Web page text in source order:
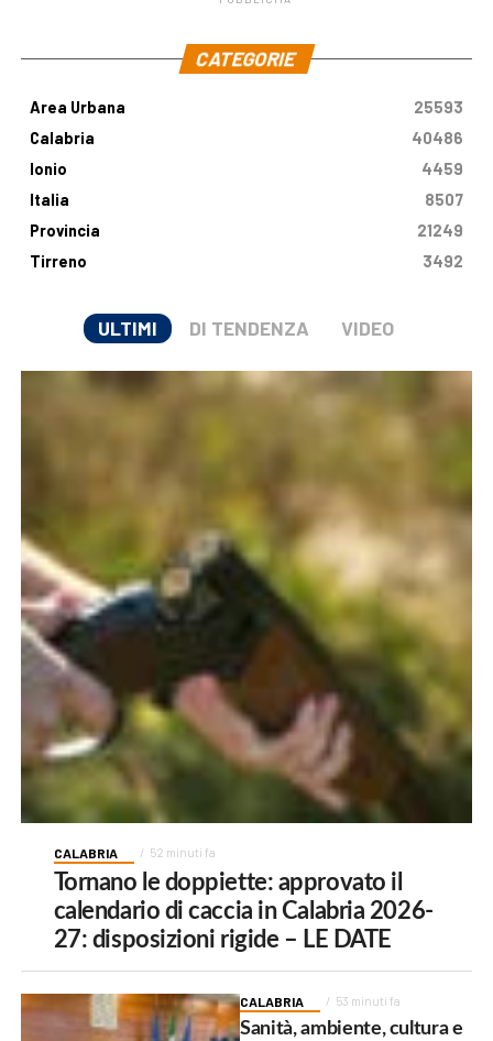
CATEGORIE
Area Urbana
25593
Calabria
40486
Ionio
4459
Italia
8507
Provincia
21249
Tirreno
3492
ULTIMI DI TENDENZA VIDEO
CALABRIA 52 minuti fa
Tornano le doppiette: approvato il
calendario di caccia in Calabria 2026-
27: disposizioni rigide – LE DATE
CALABRIA 53 minuti fa
Sanità, ambiente, cultura e